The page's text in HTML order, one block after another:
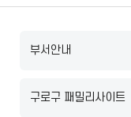
부서안내
구로구 패밀리사이트